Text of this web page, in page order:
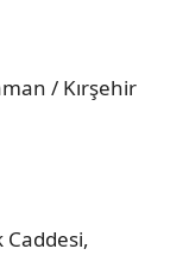
/ Kırşehir